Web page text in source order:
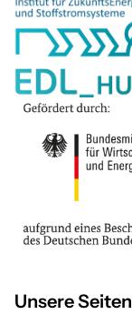
Unsere Seiten